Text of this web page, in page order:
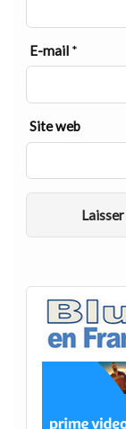
E-mail *
Site web